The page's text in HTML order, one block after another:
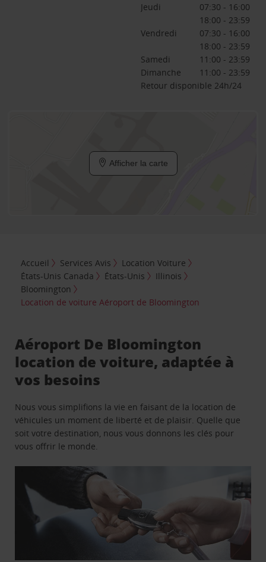
Jeudi
07:30 - 16:00
18:00 - 23:59
Vendredi
07:30 - 16:00
18:00 - 23:59
Samedi
11:00 - 23:59
Dimanche
11:00 - 23:59
Retour disponible 24h/24
Afficher la carte
Accueil Services Avis
Location Voiture
États-Unis Canada
États-Unis
Illinois
Bloomington
Location de voiture Aéroport de Bloomington
Aéroport De Bloomington
location de voiture, adaptée à
vos besoins
Nous vous simplifions la vie en faisant de la location de
véhicules un moment de liberté et de plaisir. Quelle que
soit votre destination, nous vous donnons les clés pour
vous offrir le monde.